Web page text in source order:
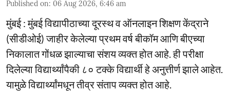
Published on: 06 Aug 2026, 6:46 am
मुंबई : मुंबई विद्यापीठाच्या दूरस्थ व ऑनलाइन शिक्षण केंद्राने
(सीडीओई) जाहीर केलेल्या प्रथम वर्ष बीकॉम आणि बीएच्या
निकालात गोंधळ झाल्याचा संशय व्यक्त होत आहे. ही परीक्षा
दिलेल्या विद्यार्थ्यांपैकी ८० टक्के विद्यार्थी हे अनुत्तीर्ण झाले आहेत.
यामुळे विद्यार्थ्यांमधून तीव्र संताप व्यक्त होत आहे.